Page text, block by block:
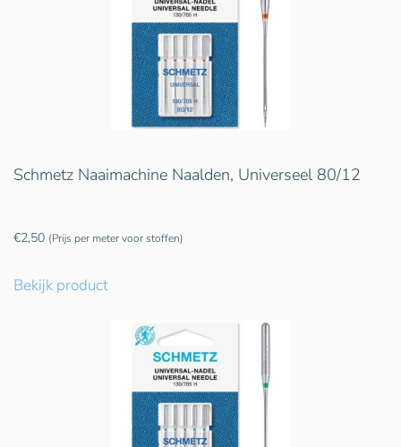
Schmetz Naaimachine Naalden, Universeel 80/12
€2,50 (Prijs per meter voor stoffen)
Bekijk product